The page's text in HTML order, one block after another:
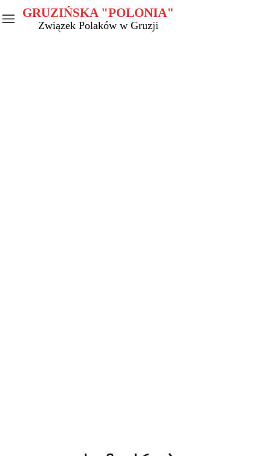
GRUZIŃSKA "POLONIA"
Związek Polaków w Gruzji